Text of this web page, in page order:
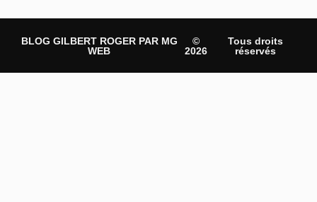
BLOG GILBERT ROGER PAR MG
WEB
©
2026
Tous droits
réservés